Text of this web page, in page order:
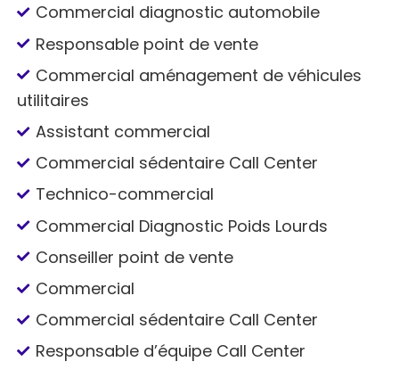
Commercial diagnostic automobile
Responsable point de vente
Commercial aménagement de véhicules
utilitaires
Assistant commercial
Commercial sédentaire Call Center
Technico-commercial
Commercial Diagnostic Poids Lourds
Conseiller point de vente
Commercial
Commercial sédentaire Call Center
Responsable d’équipe Call Center